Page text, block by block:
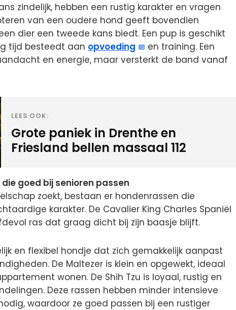
zindelijk, hebben een rustig karakter en vragen
van een oudere hond geeft bovendien
dier een tweede kans biedt. Een pup is geschikt
tijd besteedt aan opvoeding
en training. Een
en energie, maar versterkt de band vanaf
LEES OOK:
Grote paniek in Drenthe en
Friesland bellen massaal 112
die goed bij senioren passen
zoekt, bestaan er hondenrassen die
karakter. De Cavalier King Charles Spaniël
ras dat graag dicht bij zijn baasje blijft.
en flexibel hondje dat zich gemakkelijk aanpast
De Maltezer is klein en opgewekt, ideaal
wonen. De Shih Tzu is loyaal, rustig en
Deze rassen hebben minder intensieve
waardoor ze goed passen bij een rustiger